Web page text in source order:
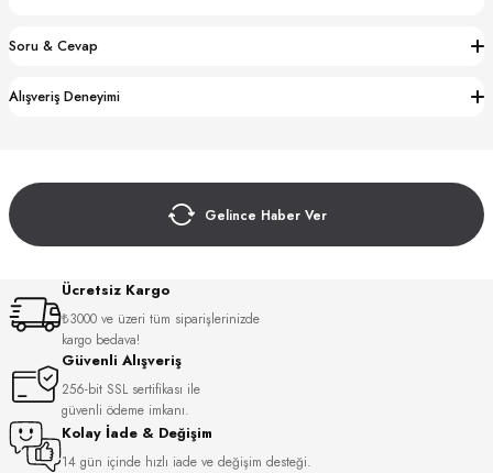
Soru & Cevap
Alışveriş Deneyimi
Gelince Haber Ver
Ücretsiz Kargo
₺3000 ve üzeri tüm siparişlerinizde
kargo bedava!
Güvenli Alışveriş
256-bit SSL sertifikası ile
güvenli ödeme imkanı.
Kolay İade & Değişim
14 gün içinde hızlı iade ve değişim desteği.